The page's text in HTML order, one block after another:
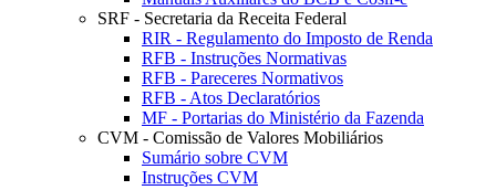
SRF - Secretaria da Receita Federal
RIR - Regulamento do Imposto de Renda
RFB - Instruções Normativas
RFB - Pareceres Normativos
RFB - Atos Declaratórios
MF - Portarias do Ministério da Fazenda
CVM - Comissão de Valores Mobiliários
Sumário sobre CVM
Instruções CVM